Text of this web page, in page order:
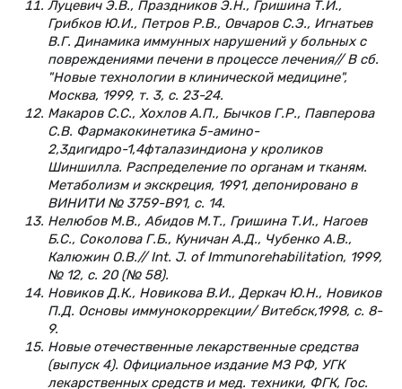
Луцевич Э.В., Праздников Э.Н., Гришина Т.И.,
Грибков Ю.И., Петров Р.В., Овчаров С.Э., Игнатьев
В.Г. Динамика иммунных нарушений у больных с
повреждениями печени в процессе лечения// В сб.
"Новые технологии в клинической медицине",
Москва, 1999, т. 3, с. 23-24.
Макаров С.С., Хохлов А.П., Бычков Г.Р., Павперова
С.В. Фармакокинетика 5-амино-
2,3дигидро-1,4фталазиндиона у кроликов
Шиншилла. Распределение по органам и тканям.
Метаболизм и экскреция, 1991, депонировано в
ВИНИТИ № 3759-В91, с. 14.
Нелюбов М.В., Абидов М.Т., Гришина Т.И., Нагоев
Б.С., Соколова Г.Б., Куничан А.Д., Чубенко А.В.,
Калюжин О.В.// Int. J. of Immunorehabilitation, 1999,
№ 12, с. 20 (№ 58).
Новиков Д.К., Новикова В.И., Деркач Ю.Н., Новиков
П.Д. Основы иммунокоррекции/ Витебск,1998, с. 8-
9.
Новые отечественные лекарственные средства
(выпуск 4). Официальное издание МЗ РФ, УГК
лекарственных средств и мед. техники, ФГК, Гос.